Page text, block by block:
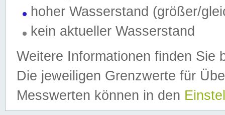
hoher Wasserstand (größer/
kein aktueller Wasserstand
Weitere Informationen finden Sie
Die jeweiligen Grenzwerte für
Messwerten können in den